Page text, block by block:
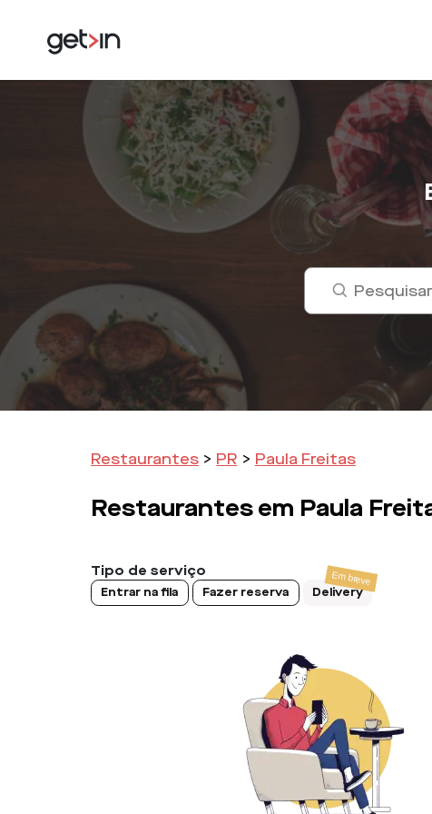
Restaurantes > PR > Paula Freitas
Restaurantes em Paula
Tipo de serviço
Entrar na fila Fazer reserva Delivery